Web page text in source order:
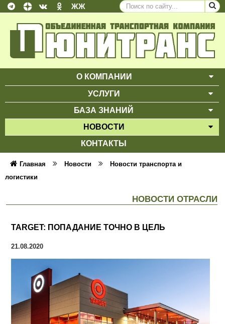
ЖЖ
О КОМПАНИИ
УСЛУГИ
БАЗА ЗНАНИЙ
НОВОСТИ
КОНТАКТЫ
Главная Новости
Новости транспорта и
логистики
НОВОСТИ ОТРАСЛИ
TARGET: ПОПАДАНИЕ ТОЧНО В ЦЕЛЬ
21.08.2020